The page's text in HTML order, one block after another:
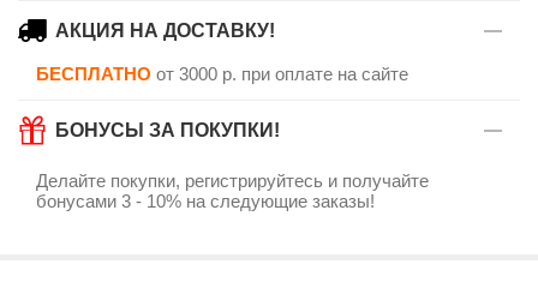
АКЦИЯ НА ДОСТАВКУ!
БЕСПЛАТНО от 3000 р. при оплате на сайте
БОНУСЫ ЗА ПОКУПКИ!
Делайте покупки, регистрируйтесь и получайте
бонусами 3 - 10% на следующие заказы!